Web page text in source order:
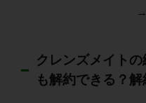
→
クレンズメイト
も解約できる？